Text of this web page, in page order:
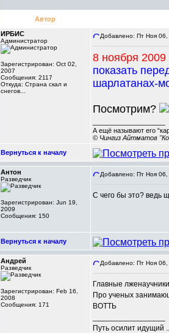
Автор
ИРБИС
Администратор
Зарегистрирован: Oct 02,
2007
Сообщения: 2117
Откуда: Cтрана скал и
снегов...
Добавлено: Пт Ноя
8 ноября 2009
показать
шарлатанах-
Посмотрим?
А ещё называют его
© Чингиз Айтматов
Вернуться к началу
Антон
Разведчик
Зарегистрирован: Jun 19,
2009
Сообщения: 150
Добавлено: Пт Ноя
С чего бы это? ведь
Вернуться к началу
Андрей
Разведчик
Зарегистрирован: Feb 16,
2008
Сообщения: 171
Добавлено: Пт Ноя
Главные
Про ученых
ВОТТЬ
Путь осилит идущий